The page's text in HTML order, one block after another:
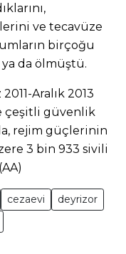
ve tecavüze
birçoğu
ya da ölmüştü.
Aralık 2013
çeşitli güvenlik
rejim güçlerinin
3 bin 933 sivili
cezaevi
deyrizor